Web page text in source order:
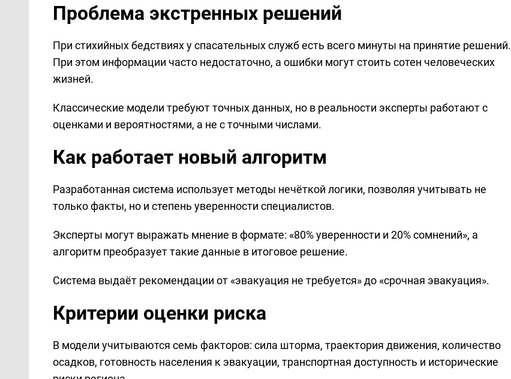
Проблема экстренных решений
При стихийных бедствиях у спасательных служб есть всего минуты на принятие решений.
При этом информации часто недостаточно, а ошибки могут стоить сотен человеческих
жизней.
Классические модели требуют точных данных, но в реальности эксперты работают с
оценками и вероятностями, а не с точными числами.
Как работает новый алгоритм
Разработанная система использует методы нечёткой логики, позволяя учитывать не
только факты, но и степень уверенности специалистов.
Эксперты могут выражать мнение в формате: «80% уверенности и 20% сомнений», а
алгоритм преобразует такие данные в итоговое решение.
Система выдаёт рекомендации от «эвакуация не требуется» до «срочная эвакуация».
Критерии оценки риска
В модели учитываются семь факторов: сила шторма, траектория движения, количество
осадков, готовность населения к эвакуации, транспортная доступность и исторические